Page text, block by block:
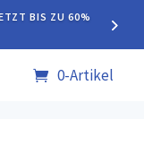
BIS ZU 60%
0-Artikel